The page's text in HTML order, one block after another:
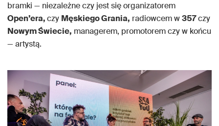
bramki — niezależne czy jest się organizatorem
Open’era,czy Męskiego Grania, radiowcem w357czy
Nowym Świecie, managerem, promotorem czy w końcu
— artystą.